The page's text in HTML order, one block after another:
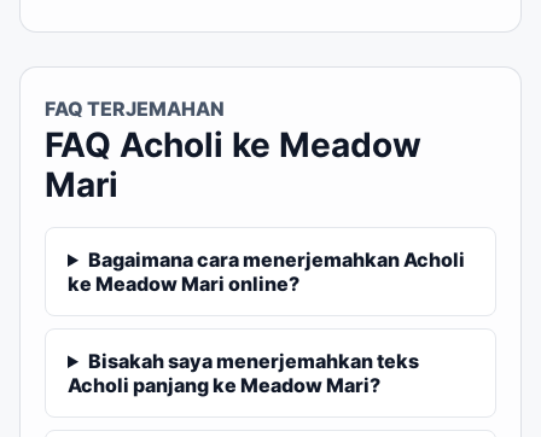
FAQ TERJEMAHAN
FAQ Acholi ke Meadow
Mari
Bagaimana cara menerjemahkan Acholi
ke Meadow Mari online?
Bisakah saya menerjemahkan teks
Acholi panjang ke Meadow Mari?